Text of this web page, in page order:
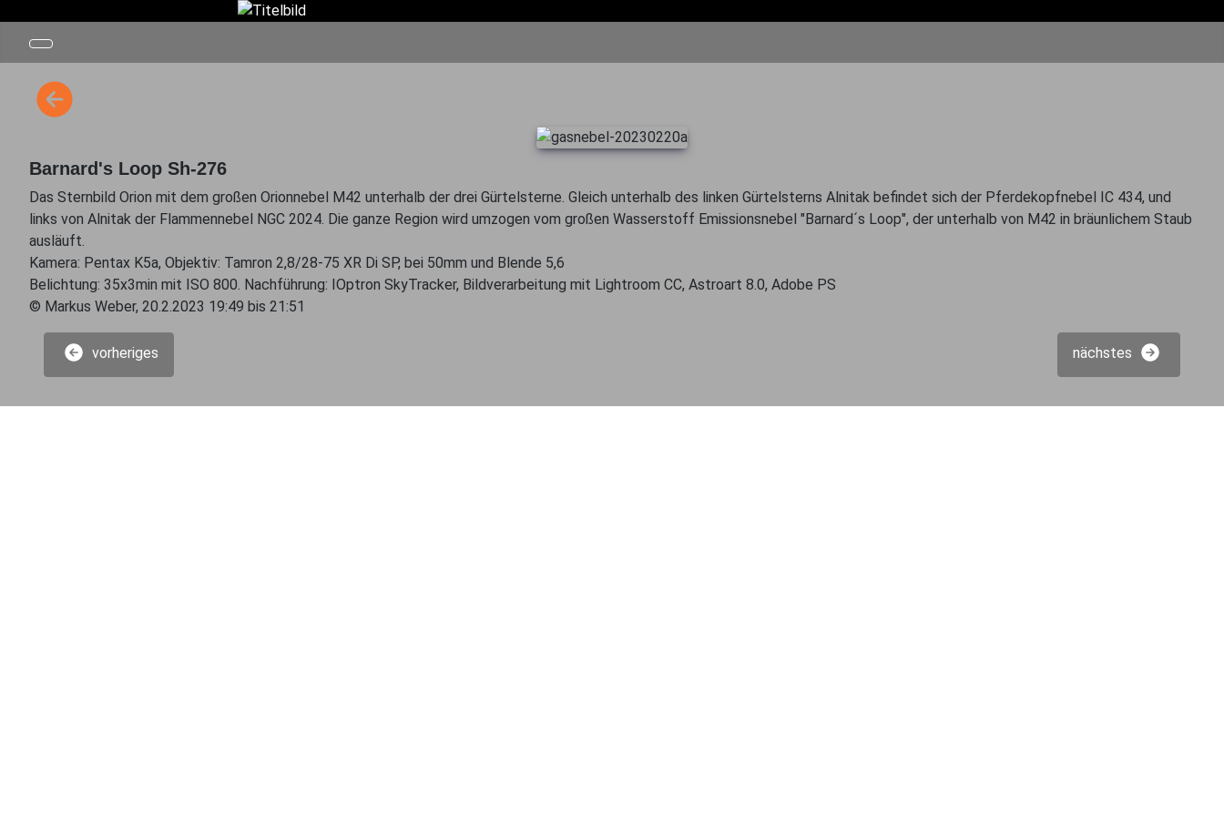
Barnard's Loop Sh-276
Das Sternbild Orion mit dem großen Orionnebel M42 unterhalb der drei Gürtelsterne. Gleich unterhalb des linken Gürtelsterns Alnitak befindet sich der Pferdekopfnebel IC 434, und
links von Alnitak der Flammennebel NGC 2024. Die ganze Region wird umzogen vom großen Wasserstoff Emissionsnebel "Barnard´s Loop", der unterhalb von M42 in bräunlichem Staub
ausläuft.
Kamera: Pentax K5a, Objektiv: Tamron 2,8/28-75 XR Di SP, bei 50mm und Blende 5,6
Belichtung: 35x3min mit ISO 800. Nachführung: IOptron SkyTracker, Bildverarbeitung mit Lightroom CC, Astroart 8.0, Adobe PS
© Markus Weber, 20.2.2023 19:49 bis 21:51
vorheriges nächstes